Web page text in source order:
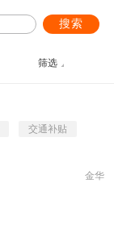
搜索
筛选
交通补贴
金华